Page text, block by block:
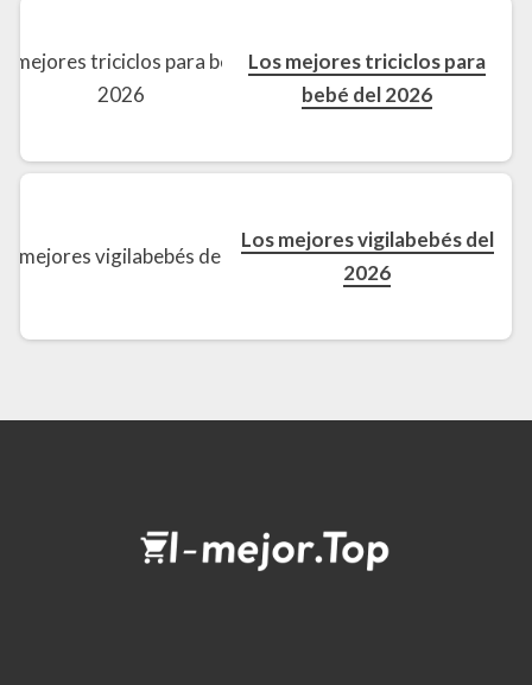
Los mejores triciclos para
bebé del 2026
Los mejores vigilabebés del
2026